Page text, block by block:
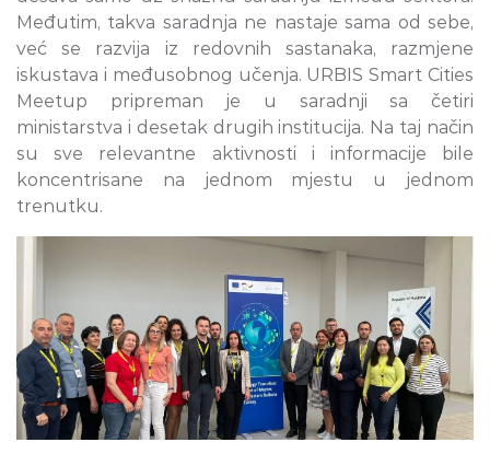
Međutim, takva saradnja ne nastaje sama od sebe,
već se razvija iz redovnih sastanaka, razmjene
iskustava i međusobnog učenja. URBIS Smart Cities
Meetup pripreman je u saradnji sa četiri
ministarstva i desetak drugih institucija. Na taj način
su sve relevantne aktivnosti i informacije bile
koncentrisane na jednom mjestu u jednom
trenutku.